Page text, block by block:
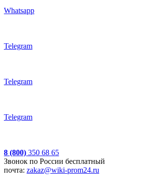
Whatsapp
Telegram
Telegram
Telegram
8 (800) 350 68 65
Звонок по России бесплатный
почта: zakaz@wiki-prom24.ru